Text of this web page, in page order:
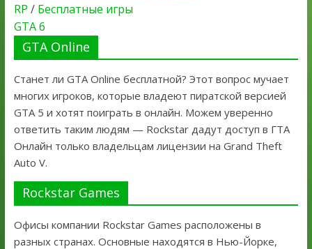
RP / Бесплатные игры
GTA 6
GTA Online
Станет ли GTA Online бесплатной? Этот вопрос мучает
многих игроков, которые владеют пиратской версией
GTA 5 и хотят поиграть в онлайн. Можем уверенно
ответить таким людям — Rockstar дадут доступ в ГТА
Онлайн только владельцам лицензии на Grand Theft
Auto V.
Rockstar Games
Офисы компании Rockstar Games расположены в
разных странах. Основные находятся в Нью-Йорке,